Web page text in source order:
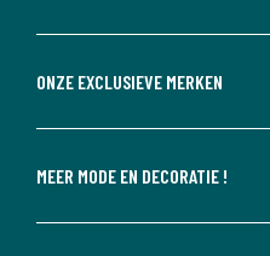
ONZE EXCLUSIEVE MERKEN
MEER MODE EN DECORATIE !